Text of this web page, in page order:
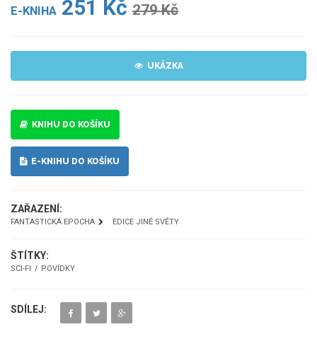
E-KNIHA 251 Kč 279 Kč
UKÁZKA
KNIHU DO KOŠÍKU
E-KNIHU DO KOŠÍKU
ZAŘAZENÍ:
FANTASTICKÁ EPOCHA EDICE JINÉ SVĚTY
ŠTÍTKY:
SCI-FI POVÍDKY
SDÍLEJ: